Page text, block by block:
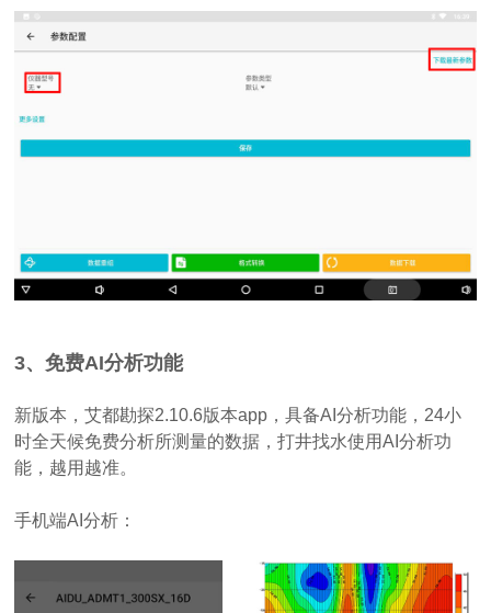
3、免费AI分析功能
新版本，艾都勘探2.10.6版本app，具备AI分析功能，24小
时全天候免费分析所测量的数据，打井找水使用AI分析功
能，越用越准。
手机端AI分析：